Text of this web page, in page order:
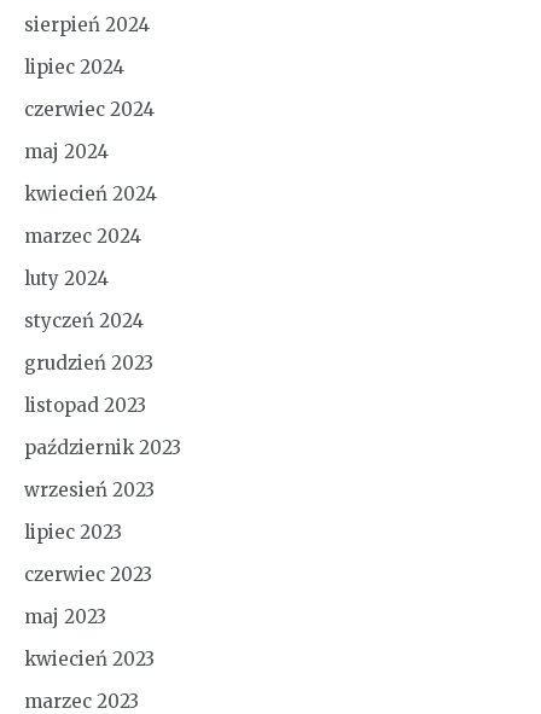
sierpień 2024
lipiec 2024
czerwiec 2024
maj 2024
kwiecień 2024
marzec 2024
luty 2024
styczeń 2024
grudzień 2023
listopad 2023
październik 2023
wrzesień 2023
lipiec 2023
czerwiec 2023
maj 2023
kwiecień 2023
marzec 2023